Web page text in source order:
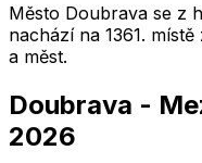
Město Doubrava se z
nachází na 1361. místě
a měst.
Doubrava -
2026